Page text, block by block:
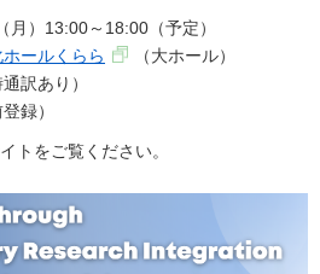
月）13:00～18:00（予定）
ールくらら
（大ホール）
訳あり）
録）
トをご覧ください。